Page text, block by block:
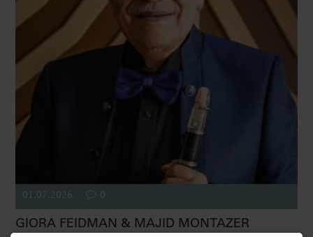
01.07.2026 0
GIORA FEIDMAN & MAJID MONTAZER